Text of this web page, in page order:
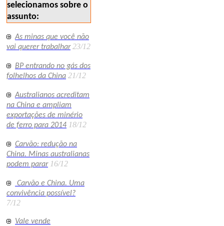
selecionamos sobre o
assunto:
As minas que você não
vai querer trabalhar 23/12
BP entrando no gás dos
folhelhos da China 21/12
Australianos acreditam
na China e ampliam
exportações de minério
de ferro para 2014 18/12
Carvão: redução na
China. Minas australianas
podem parar 16/12
Carvão e China. Uma
convivência possível?
7/12
Vale vende